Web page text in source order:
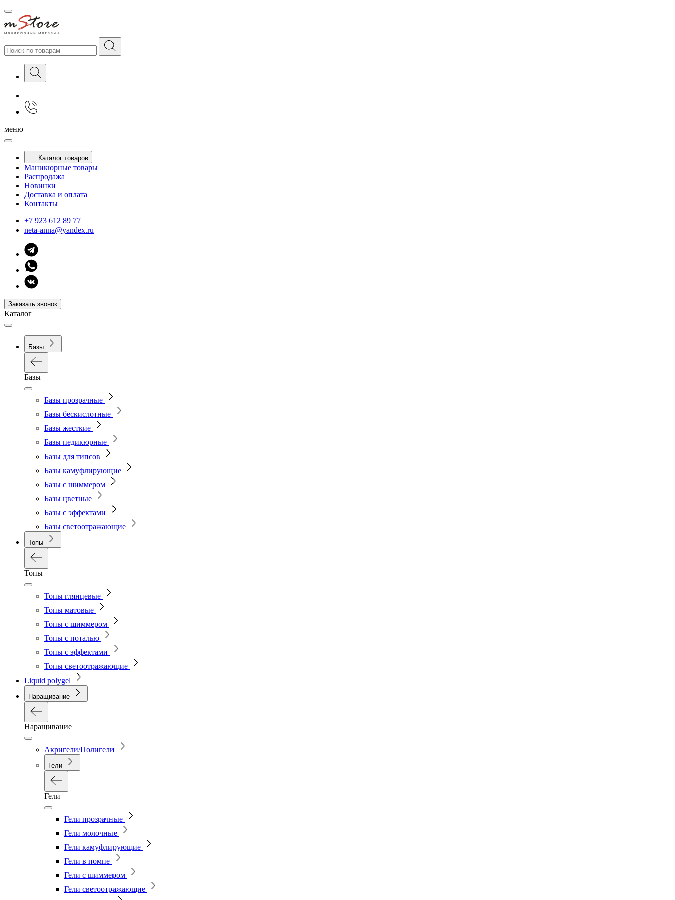
меню
Каталог товаров
Маникюрные товары
Распродажа
Новинки
Доставка и оплата
Контакты
+7 923 612 89 77
neta-anna@yandex.ru
Заказать звонок
Каталог
Базы
Базы
Базы прозрачные
Базы бескислотные
Базы жесткие
Базы педикюрные
Базы для типсов
Базы камуфлирующие
Базы с шиммером
Базы цветные
Базы с эффектами
Базы светоотражающие
Топы
Топы
Топы глянцевые
Топы матовые
Топы с шиммером
Топы с поталью
Топы с эффектами
Топы светоотражающие
Liquid polygel
Наращивание
Наращивание
Акригели/Полигели
Гели
Гели
Гели прозрачные
Гели молочные
Гели камуфлирующие
Гели в помпе
Гели с шиммером
Гели светоотражающие